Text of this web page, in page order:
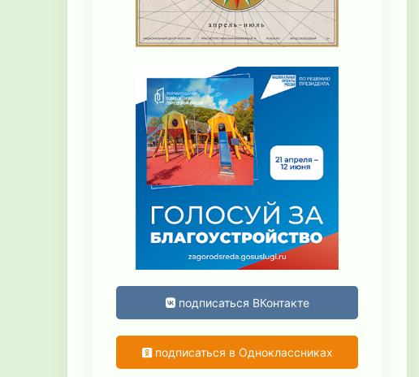
подписаться ВКонтакте
подписаться в Одноклассниках